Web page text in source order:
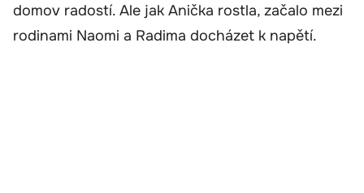
domov radostí. Ale jak Anička rostla, začalo mezi
rodinami Naomi a Radima docházet k napětí.